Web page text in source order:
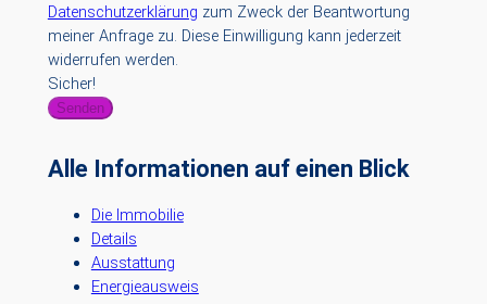
Datenschutzerklärung zum Zweck der Beantwortung
meiner Anfrage zu. Diese Einwilligung kann jederzeit
widerrufen werden.
Sicher!
Senden
Alle Informationen auf einen Blick
Die Immobilie
Details
Ausstattung
Energieausweis